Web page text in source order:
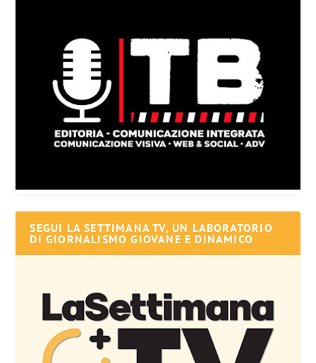
SEGUI LA SETTIMANA TV, UN LABORATORIO
DI GIORNALISMO GIOVANE E DINAMICO